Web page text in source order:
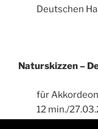
Deutschen
Naturskizzen –
für
12 min./